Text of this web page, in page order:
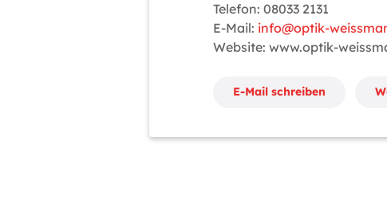
Telefon: 08033 2131
E-Mail: info@optik-
Website: www.optik-
E-Mail schreiben